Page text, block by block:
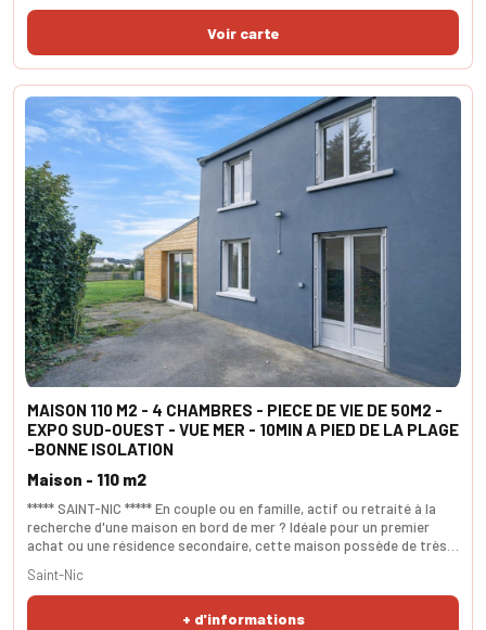
MAISON 110 M2 - 4 CHAMBRES - PIECE DE VIE DE 50M2 -
EXPO SUD-OUEST - VUE MER - 10MIN A PIED DE LA PLAGE
-BONNE ISOLATION
***** SAINT-NIC ***** En couple ou en famille, actif ou retraité à la
recherche d'une maison en bord de mer ? Idéale pour un premier
achat ou une résidence secondaire, cette maison possède de très
ouverte sur la cuisine et agrémentée d’un poêle à granulés. Depuis le
salon, vous pouvez apercevoir la mer. Au même niveau, une
buanderie pratique et un WC i
Maison - 110 m2
+ d'informations
Saint-Nic